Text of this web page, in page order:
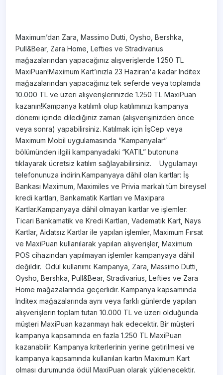
​Maximum’dan Zara, Massimo Dutti, Oysho, Bershka,
Pull&Bear, Zara Home, Lefties ve Stradivarius
mağazalarından yapacağınız alışverişlerde 1.250 TL
MaxiPuan!Maximum Kart’ınızla 23 Haziran'a kadar Inditex
mağazalarından yapacağınız tek seferde veya toplamda
10.000 TL ve üzeri alışverişlerinizde 1.250 TL MaxiPuan
kazanın!Kampanya katılımlı olup katılımınızı kampanya
dönemi içinde dilediğiniz zaman (alışverişinizden önce
veya sonra) yapabilirsiniz. Katılmak için İşCep veya
Maximum Mobil uygulamasında “Kampanyalar”
bölümünden ilgili kampanyadaki “KATIL” butonuna
tıklayarak ücretsiz katılım sağlayabilirsiniz. Uygulamayı
telefonunuza indirin.​Kampanyaya dâhil olan kartlar: İş
Bankası Maximum, Maximiles ve Privia markalı tüm bireysel
kredi kartları, Bankamatik Kartları ve Maxipara
Kartlar.Kampanyaya dâhil olmayan kartlar ve işlemler:
Ticari Bankamatik ve Kredi Kartları, Vadematik Kart, Nays
Kartlar, Aidatsız Kartlar ile yapılan işlemler, Maximum Fırsat
ve MaxiPuan kullanılarak yapılan alışverişler, Maximum
POS cihazından yapılmayan işlemler kampanyaya dâhil
değildir. Ödül kullanımı: Kampanya, Zara, Massimo Dutti,
Oysho, Bershka, Pull&Bear, Stradivarius, Lefties ve Zara
Home mağazalarında geçerlidir. Kampanya kapsamında
Inditex mağazalarında aynı veya farklı günlerde yapılan
alışverişlerin toplam tutarı 10.000 TL ve üzeri olduğunda
müşteri MaxiPuan kazanmayı hak edecektir. Bir müşteri
kampanya kapsamında en fazla 1.250 TL MaxiPuan
kazanabilir. Kampanya kriterlerinin yerine getirilmesi ve
kampanya kapsamında kullanılan kartın Maximum Kart
olması durumunda ödül MaxiPuan olarak yüklenecektir.